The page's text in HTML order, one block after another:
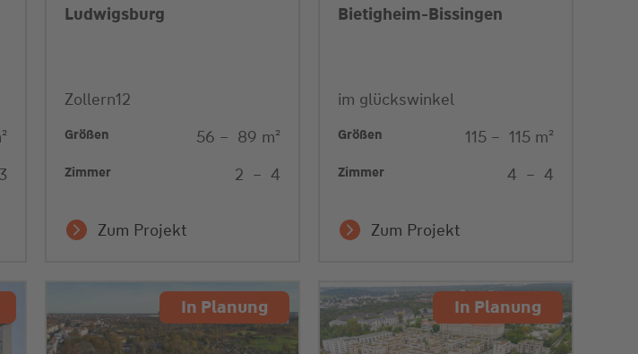
3
Ludwigsburg
Zollern12
Größen 56 – 89 m²
Zimmer 2 – 4
Zum Projekt
Bietigheim-Bissingen
im glückswinkel
Größen 115 – 115 m²
Zimmer 4 – 4
Zum Projekt
In Planung In Planung